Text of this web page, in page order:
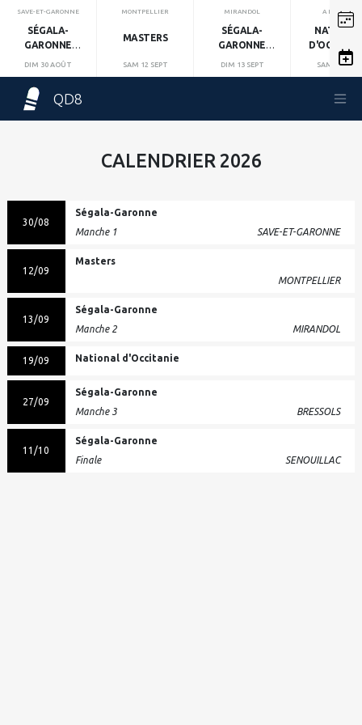
SAVE-ET-GARONNE
SÉGALA-
GARONNE
MANCHE 1
DIM 30 AOÛT
MONTPELLIER
MASTERS
SAM 12 SEPT
MIRANDOL
SÉGALA-
GARONNE
DIM 13 SEPT
A DÉFINIR
SAM 19 SEPT
QD8
CALENDRIER 2026
30/08
Ségala-Garonne
Manche 1
SAVE-ET-GARONNE
12/09
Masters
MONTPELLIER
13/09
Ségala-Garonne
Manche 2
MIRANDOL
19/09 National d'Occitanie
27/09
Ségala-Garonne
Manche 3
BRESSOLS
11/10
Ségala-Garonne
Finale
SENOUILLAC